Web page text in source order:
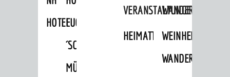
HOTELFUCHS
´SCHE
MÜHLE
VERANSTALTUNGEN
HEIMATTAGE
WANDERN
WEINHEIMER
WANDERWEGE